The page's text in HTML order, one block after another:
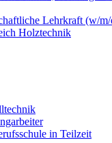
Lehrkraft (w/
Holztechnik
in Teilzeit